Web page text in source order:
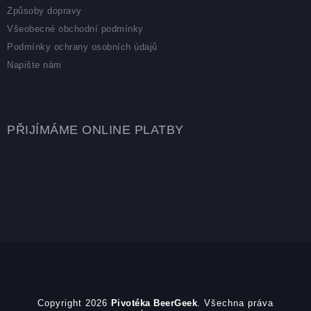
Způsoby dopravy
Všeobecné obchodní podmínky
Podmínky ochrany osobních údajů
Napište nám
PŘIJÍMÁME ONLINE PLATBY
Copyright 2026 Pivotéka BeerGeek . Všechna práva